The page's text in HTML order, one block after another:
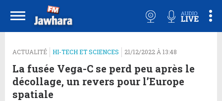
ACTUALITÉ HI-TECH ET SCIENCES 21/12/2022 À 13:48
La fusée Vega-C se perd peu après le
décollage, un revers pour l’Europe
spatiale